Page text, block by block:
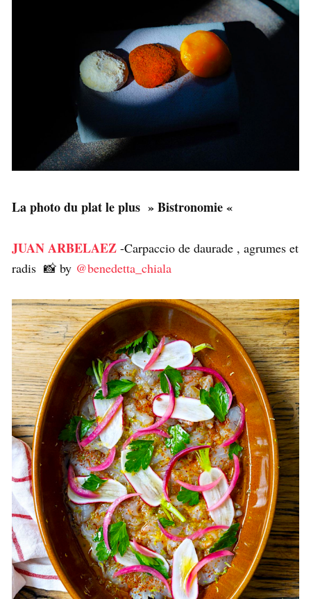
La photo du plat le plus » Bistronomie «
JUAN ARBELAEZ -Carpaccio de daurade , agrumes et
radis 📸 by @benedetta_chiala